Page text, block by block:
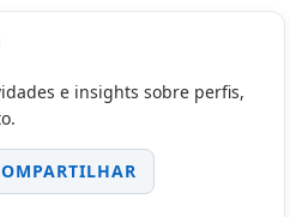
e insights sobre perfis,